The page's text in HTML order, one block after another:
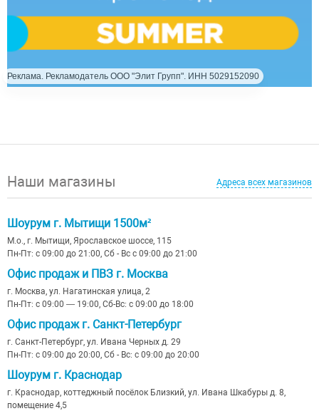
Реклама. Рекламодатель ООО "Элит Групп". ИНН 5029152090
Наши магазины Адреса всех магазинов
Шоурум г. Мытищи 1500м²
М.о., г. Мытищи, Ярославское шоссе, 115
Пн-Пт: с 09:00 до 21:00, Сб - Вс с 09:00 до 21:00
Офис продаж и ПВЗ г. Москва
г. Москва, ул. Нагатинская улица, 2
Пн-Пт: с 09:00 — 19:00, Сб-Вс: с 09:00 до 18:00
Офис продаж г. Санкт-Петербург
г. Санкт-Петербург, ул. Ивана Черных д. 29
Пн-Пт: с 09:00 до 20:00, Сб - Вс: с 09:00 до 20:00
Шоурум г. Краснодар
г. Краснодар, коттеджный посёлок Близкий, ул. Ивана Шкабуры д. 8,
помещение 4,5